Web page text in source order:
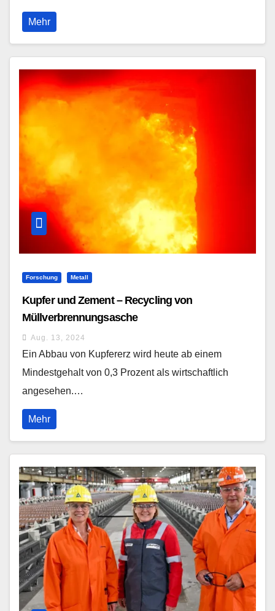
Mehr
Forschung Metall
Kupfer und Zement – Recycling von
Müllverbrennungsasche
Aug. 13, 2024
Ein Abbau von Kupfererz wird heute ab einem
Mindestgehalt von 0,3 Prozent als wirtschaftlich
angesehen.…
Mehr